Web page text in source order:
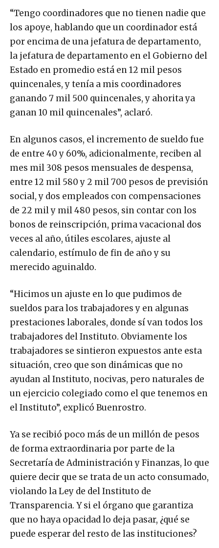
“Tengo coordinadores que no tienen nadie que
los apoye, hablando que un coordinador está
por encima de una jefatura de departamento,
la jefatura de departamento en el Gobierno del
Estado en promedio está en 12 mil pesos
quincenales, y tenía a mis coordinadores
ganando 7 mil 500 quincenales, y ahorita ya
ganan 10 mil quincenales”, aclaró.
En algunos casos, el incremento de sueldo fue
de entre 40 y 60%, adicionalmente, reciben al
mes mil 308 pesos mensuales de despensa,
entre 12 mil 580 y 2 mil 700 pesos de previsión
social, y dos empleados con compensaciones
de 22 mil y mil 480 pesos, sin contar con los
bonos de reinscripción, prima vacacional dos
veces al año, útiles escolares, ajuste al
calendario, estímulo de fin de año y su
merecido aguinaldo.
“Hicimos un ajuste en lo que pudimos de
sueldos para los trabajadores y en algunas
prestaciones laborales, donde sí van todos los
trabajadores del Instituto. Obviamente los
trabajadores se sintieron expuestos ante esta
situación, creo que son dinámicas que no
ayudan al Instituto, nocivas, pero naturales de
un ejercicio colegiado como el que tenemos en
el Instituto”, explicó Buenrostro.
Ya se recibió poco más de un millón de pesos
de forma extraordinaria por parte de la
Secretaría de Administración y Finanzas, lo que
quiere decir que se trata de un acto consumado,
violando la Ley de del Instituto de
Transparencia. Y si el órgano que garantiza
que no haya opacidad lo deja pasar, ¿qué se
puede esperar del resto de las instituciones?